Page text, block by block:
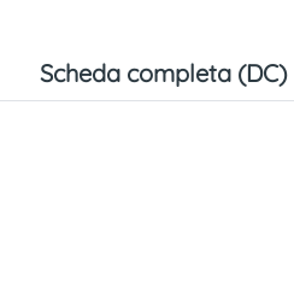
Scheda completa (DC)